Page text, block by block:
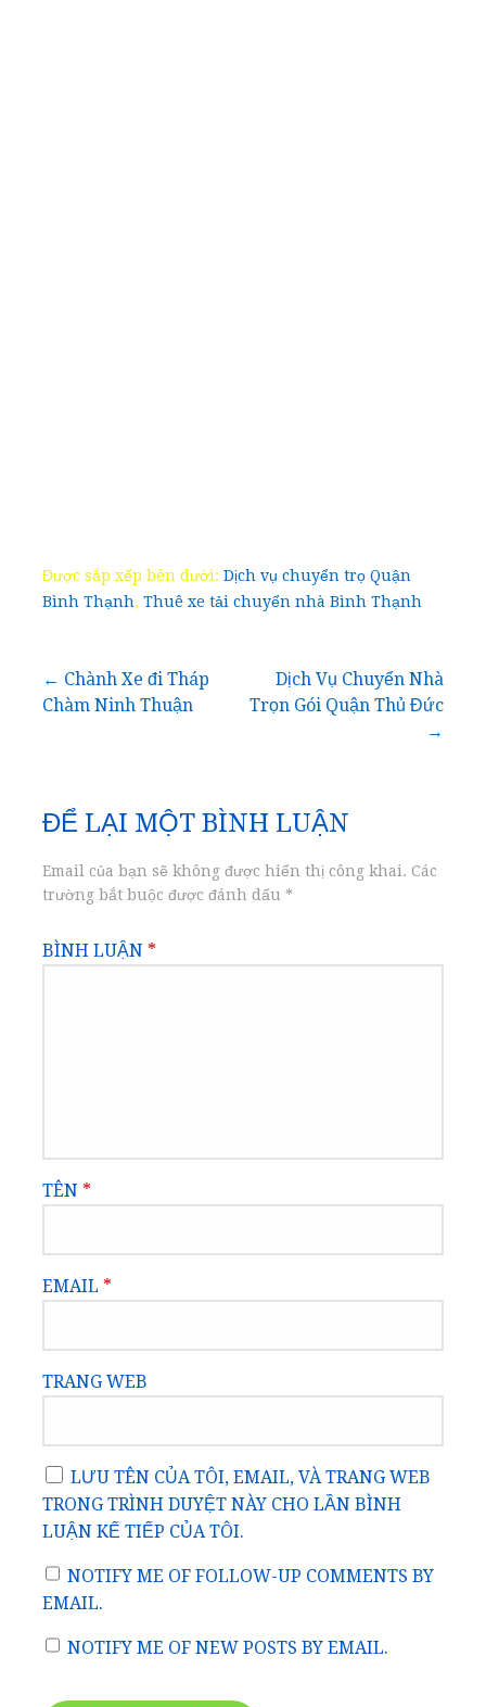
Được sắp xếp bên dưới: Dịch vụ chuyển trọ Quận
Bình Thạnh, Thuê xe tải chuyển nhà Bình Thạnh
Điều
viết
← Chành Xe đi Tháp
Chàm Ninh Thuận
Dịch Vụ Chuyển Nhà
Trọn Gói Quận Thủ Đức
→
ĐỂ LẠI MỘT BÌNH LUẬN
Email của bạn sẽ không được hiển thị công khai. Các
trường bắt buộc được đánh dấu *
BÌNH LUẬN *
TÊN *
EMAIL *
TRANG WEB
LƯU TÊN CỦA TÔI, EMAIL, VÀ TRANG WEB
TRONG TRÌNH DUYỆT NÀY CHO LẦN BÌNH
LUẬN KẾ TIẾP CỦA TÔI.
NOTIFY ME OF FOLLOW-UP COMMENTS BY
EMAIL.
NOTIFY ME OF NEW POSTS BY EMAIL.